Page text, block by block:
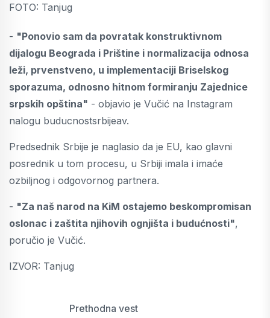
FOTO: Tanjug
- "Ponovio sam da povratak konstruktivnom
dijalogu Beograda i Prištine i normalizacija odnosa
leži, prvenstveno, u implementaciji Briselskog
sporazuma, odnosno hitnom formiranju Zajednice
srpskih opština" - objavio je Vučić na Instagram
nalogu buducnostsrbijeav.
Predsednik Srbije je naglasio da je EU, kao glavni
posrednik u tom procesu, u Srbiji imala i imaće
ozbiljnog i odgovornog partnera.
- "Za naš narod na KiM ostajemo beskompromisan
oslonac i zaštita njihovih ognjišta i budućnosti",
poručio je Vučić.
IZVOR: Tanjug
Prethodna vest